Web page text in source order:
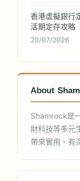
香港虛擬銀行
活期定存攻略
20/07/2026
About
Shamrock是
財科技等多元
帶來實用、有